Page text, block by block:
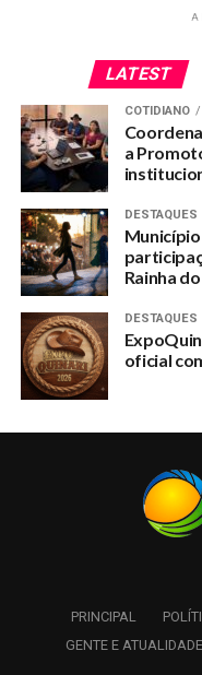
LATEST
COTIDIANO
a
DESTAQUES
Rainha
DESTAQUES
oficial
PRINCIPAL
GENTE E ATUALIDADE